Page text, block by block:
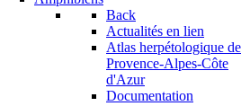
Back
Actualités en lien
Atlas herpétologique de
Provence-Alpes-Côte
d'Azur
Documentation